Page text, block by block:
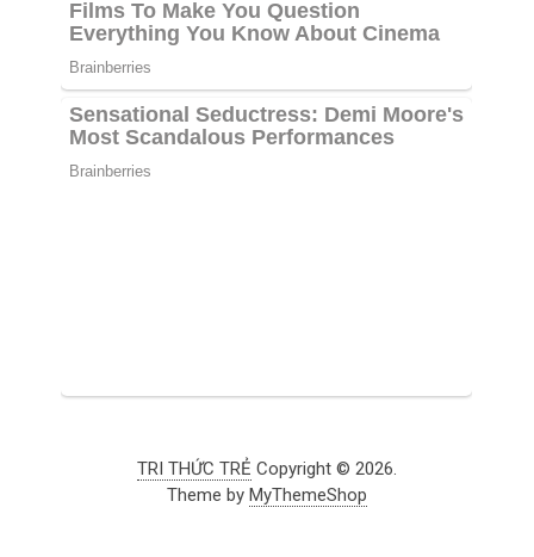
TRI THỨC TRẺ Copyright © 2026.
Theme by MyThemeShop